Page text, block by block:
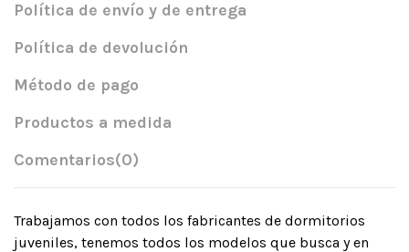
Política de envío y de entrega
Política de devolución
Método de pago
Productos a medida
Comentarios(0)
Trabajamos con todos los fabricantes de dormitorios
juveniles, tenemos todos los modelos que busca y en